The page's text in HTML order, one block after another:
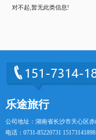
对不起,暂无此类信息!
乐途旅行
公司地址：湖南省长沙市天心区赤
电话：0731-85220731 15173141898